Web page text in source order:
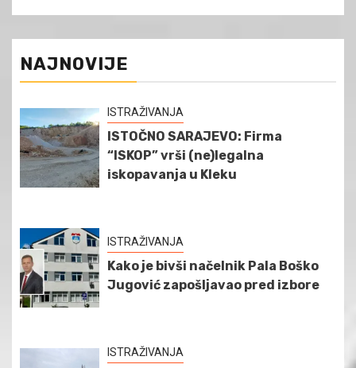
NAJNOVIJE
ISTRAŽIVANJA
ISTOČNO SARAJEVO: Firma
“ISKOP” vrši (ne)legalna
iskopavanja u Kleku
ISTRAŽIVANJA
Kako je bivši načelnik Pala Boško
Jugović zapošljavao pred izbore
ISTRAŽIVANJA